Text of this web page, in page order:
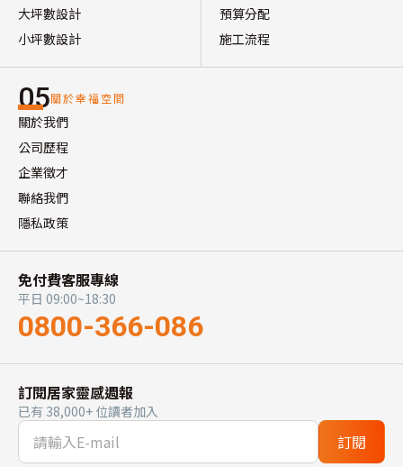
大坪數設計
小坪數設計
預算分配
施工流程
05關於幸福空間
關於我們
公司歷程
企業徵才
聯絡我們
隱私政策
免付費客服專線
平日 09:00~18:30
0800-366-086
訂閱居家靈感週報
已有 38,000+ 位讀者加入
訂閱